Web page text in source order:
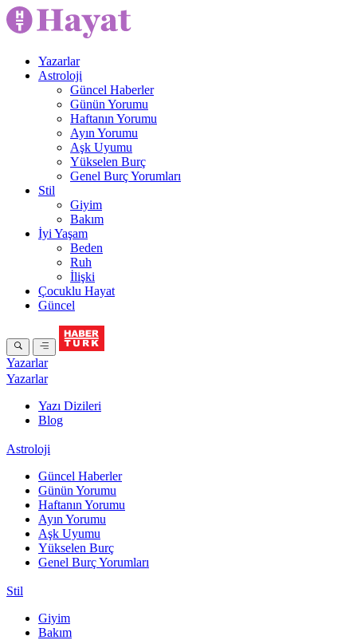
Yazarlar
Astroloji
Güncel Haberler
Günün Yorumu
Haftanın Yorumu
Ayın Yorumu
Aşk Uyumu
Yükselen Burç
Genel Burç Yorumları
Stil
Giyim
Bakım
İyi Yaşam
Beden
Ruh
İlişki
Çocuklu Hayat
Güncel
Yazarlar
Yazarlar
Yazı Dizileri
Blog
Astroloji
Güncel Haberler
Günün Yorumu
Haftanın Yorumu
Ayın Yorumu
Aşk Uyumu
Yükselen Burç
Genel Burç Yorumları
Stil
Giyim
Bakım